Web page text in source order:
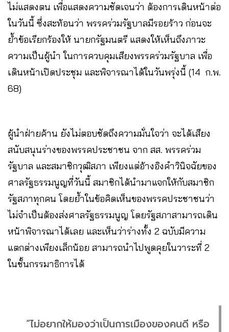
ไม่แสดงตน เพื่อแสดงความชัดเจนว่า ต้องการเดินหน้าต่อ
ในวันนี้ ซึ่งสะท้อนว่า พรรคร่วมรัฐบาลมีรอยร้าว ก่อนจะ
ย้ำข้อเรียกร้องให้ นายกรัฐมนตรี แสดงให้เห็นถึงภาวะ
ความเป็นผู้นำ ในการควบคุมเสียงพรรคร่วมรัฐบาล เพื่อ
เดินหน้าเปิดประชุม และพิจารณาได้ในวันพรุ่งนี้ (14 ก.พ.
68)
ผู้นำฝ่ายค้าน ยังไม่ตอบชัดถึงความมั่นใจว่า จะได้เสียง
สนับสนุนร่างของพรรคประชาชน จาก สส. พรรคร่วม
รัฐบาล และสมาชิกวุฒิสภา เพียงแต่อ้างอิงคำวินิจฉัยของ
ศาลรัฐธรรมนูญที่วันนี้ สมาชิกได้นำมาแจกให้กับสมาชิก
รัฐสภาทุกคน โดยย้ำในข้อคิดเห็นของพรรคประชาชนว่า
ไม่จำเป็นต้องส่งศาลรัฐธรรมนูญ โดยรัฐสภาสามารถเดิน
หน้าพิจารณาได้เลย และเห็นว่าร่างทั้ง 2 ฉบับมีความ
แตกต่างเพียงเล็กน้อย สามารถนำไปพูดคุยในวาระที่ 2
ในชั้นกรรมาธิการได้
“ไม่อยากให้มองว่าเป็นการเมืองของคนดี หรือ